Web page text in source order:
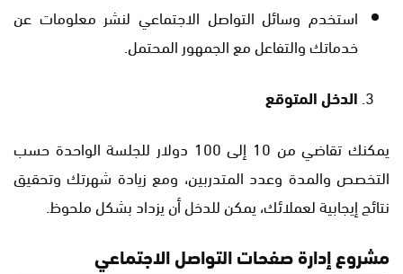
استخدم وسائل التواصل الاجتماعي لنشر معلومات عن
خدماتك والتفاعل مع الجمهور المحتمل.
الدخل المتوقع
يمكنك تقاضي من 10 إلى 100 دولار للجلسة الواحدة حسب
التخصص والمدة وعدد المتدربين، ومع زيادة شهرتك وتحقيق
نتائج إيجابية لعملائك، يمكن للدخل أن يزداد بشكل ملحوظ.
مشروع إدارة صفحات التواصل الاجتماعي